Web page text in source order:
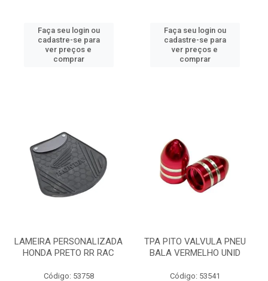
Faça seu login ou
cadastre-se para
ver preços e
comprar
Faça seu login ou
cadastre-se para
ver preços e
comprar
LAMEIRA PERSONALIZADA
HONDA PRETO RR RAC
Código: 53758
TPA PITO VALVULA PNEU
BALA VERMELHO UNID
Código: 53541